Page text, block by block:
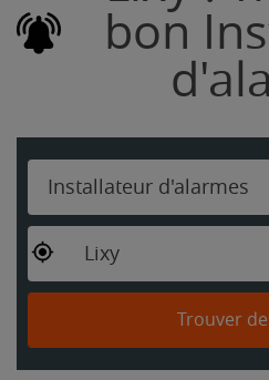
bon
Installateur d'alarmes
Lixy
Trouver